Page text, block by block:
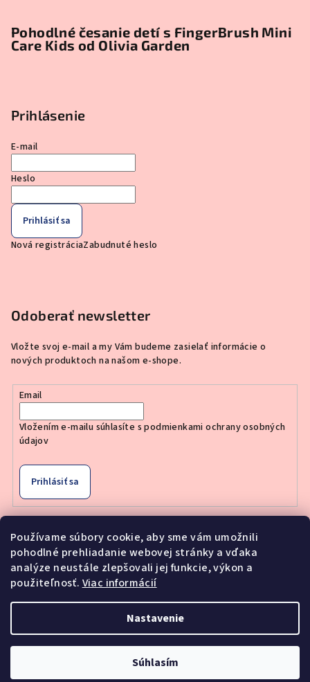
Používame súbory cookie, aby sme vám umožnili
pohodlné prehliadanie webovej stránky a vďaka
analýze neustále zlepšovali jej funkcie, výkon a
použiteľnosť. Viac informácií
Nastavenie
Súhlasím
Pohodlné česanie detí s FingerBrush Mini
Care Kids od Olivia Garden
Prihlásenie
E-mail
Heslo
Prihlásiť sa
Nová registráciaZabudnuté heslo
Odoberať newsletter
Vložte svoj e-mail a my Vám budeme zasielať informácie o
nových produktoch na našom e-shope.
Email
Vložením e-mailu súhlasíte spodmienkami ochrany osobných
údajov
Prihlásiť sa
Nákupný košík